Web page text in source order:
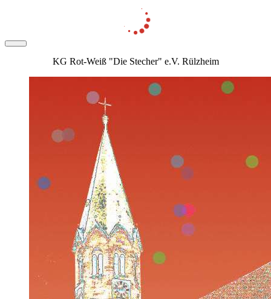
KG Rot-Weiß "Die Stecher" e.V. Rülzheim